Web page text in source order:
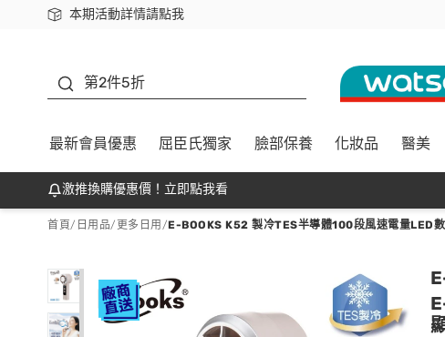
本期活動詳情請點我
下載app最高回饋$350
第2件5折
最新會員優惠 屈臣氏獨家 臉部保養 化妝品 醫美
激推換購優惠價！立即點我看
首頁/ 日用品/ 更多日用 /E-BOOKS K52 製冷TES半導體100段風速電量LED